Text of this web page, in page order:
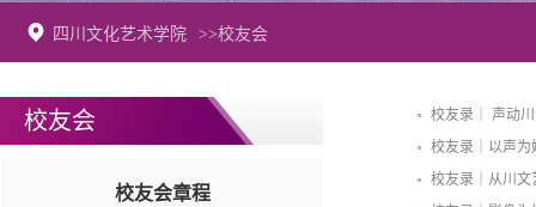
四川文化艺术学院 >>校友会
校友会
校友会章程
校友录｜ 声动
校友录｜以声为
校友录｜从川文